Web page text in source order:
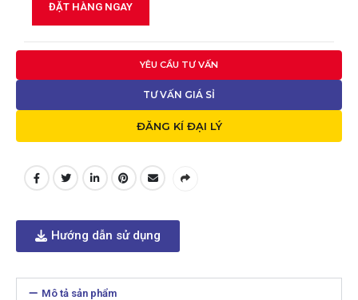
ĐẶT HÀNG NGAY
YÊU CẦU TƯ VẤN
TƯ VẤN GIÁ SỈ
ĐĂNG KÍ ĐẠI LÝ
Hướng dẫn sử dụng
Mô tả sản phẩm